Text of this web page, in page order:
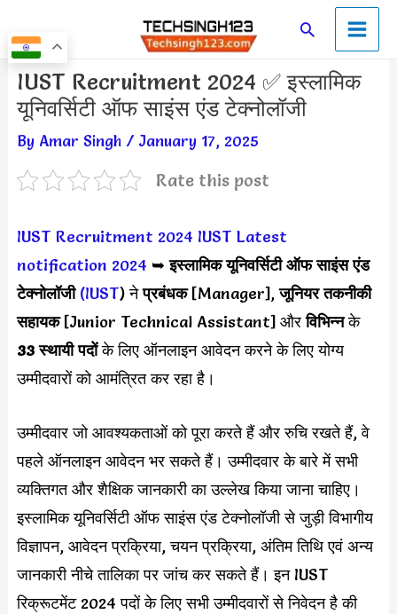
to
content
SearchMain
Menu
IUST Recruitment 2024 ✅ इस्लामिक
यूनिवर्सिटी ऑफ साइंस एंड टेक्नोलॉजी
By Amar Singh / January 17, 2025
Rate this post
IUST Recruitment 2024 IUST Latest
notification 2024 ➥ इस्लामिक यूनिवर्सिटी ऑफ साइंस एंड
टेक्नोलॉजी (IUST) नेप्रबंधक[Manager],जूनियर तकनीकी
सहायक[Junior Technical Assistant] औरविभिन्नके
33 स्थायी पदोंके लिए ऑनलाइन आवेदन करने के लिए योग्य
उम्मीदवारों को आमंत्रित कर रहा है।
उम्मीदवार जो आवश्यकताओं को पूरा करते हैं और रुचि रखते हैं, वे
पहले ऑनलाइन आवेदन भर सकते हैं। उम्मीदवार के बारे में सभी
व्यक्तिगत और शैक्षिक जानकारी का उल्लेख किया जाना चाहिए।
इस्लामिक यूनिवर्सिटी ऑफ साइंस एंड टेक्नोलॉजी से जुड़ी विभागीय
विज्ञापन, आवेदन प्रक्रिया, चयन प्रक्रिया, अंतिम तिथि एवं अन्य
जानकारी नीचे तालिका पर जांच कर सकते हैं। इन IUST
रिक्रूटमेंट 2024 पदों के लिए सभी उम्मीदवारों से निवेदन है की
Post
navigation